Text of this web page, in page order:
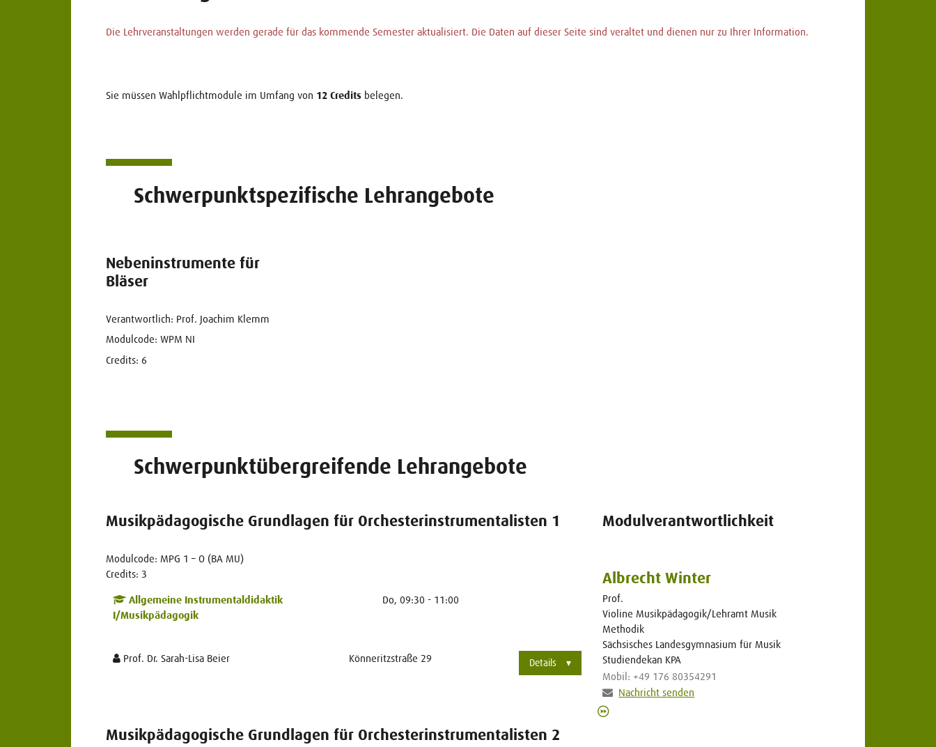
Die Lehrveranstaltungen werden gerade für das kommende Semester aktualisiert. Die Daten auf dieser Seite sind veraltet und dienen nur zu Ihrer Information.
Sie müssen Wahlpflichtmodule im Umfang von 12 Credits belegen.
Schwerpunktspezifische Lehrangebote
Nebeninstrumente für
Bläser
Verantwortlich: Prof. Joachim Klemm
Modulcode: WPM NI
Credits: 6
Schwerpunktübergreifende Lehrangebote
Musikpädagogische Grundlagen für Orchesterinstrumentalisten 1
Modulcode: MPG 1 – O (BA MU)
Credits: 3
Allgemeine Instrumentaldidaktik
I/Musikpädagogik
Do, 09:30 - 11:00
Prof. Dr. Sarah-Lisa Beier Könneritzstraße 29 Details
Musikpädagogische Grundlagen für Orchesterinstrumentalisten 2
Modulverantwortlichkeit
Albrecht Winter
Prof.
Violine Musikpädagogik/Lehramt Musik
Methodik
Sächsisches Landesgymnasium für Musik
Studiendekan KPA
Mobil: +49 176 80354291
Nachricht senden